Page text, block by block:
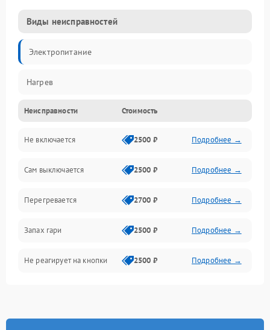
Виды неисправностей
Электропитание
Нагрев
Неисправности Стоимость
Не включается 2500 ₽ Подробнее →
Сам выключается 2500 ₽ Подробнее →
Перегревается 2700 ₽ Подробнее →
Запах гари 2500 ₽ Подробнее →
Не реагирует на кнопки 2500 ₽ Подробнее →